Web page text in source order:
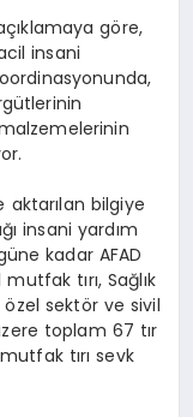
göre,
insani
aktarılan bilgiye
insani yardım
kadar AFAD
tırı, Sağlık
özel sektör ve sivil
toplam 67 tır
tırı sevk